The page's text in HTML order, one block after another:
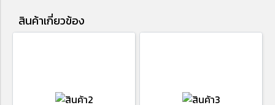
สินค้าเกี่ยวข้อง